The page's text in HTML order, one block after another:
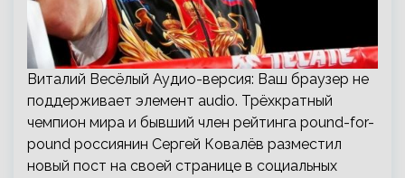
Виталий Весёлый Аудио-версия: Ваш браузер не
поддерживает элемент audio. Трёхкратный
чемпион мира и бывший член рейтинга pound-for-
pound россиянин Сергей Ковалёв разместил
новый пост на своей странице в социальных